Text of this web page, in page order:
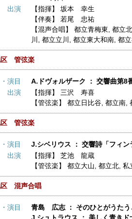
出演
【指揮】 坂本 幸生
【伴奏】 若尾 忠祐
【混声合唱】 都立青梅東 都立
川
都立立川 都立東大和南, 都
区 管弦楽
演目
A.ドヴォルザーク ： 交響曲第8
出演
【指揮】 三沢 寿喜
【管弦楽】 都立日比谷, 都立南,
区 管弦楽
演目
J.シベリウス ： 交響詩「フィン
出演
【指揮】 芝池 龍蔵
【管弦楽】 都立大山 都立北, 私
区 混声合唱
演目
青島 広志 ： そのひとがうた